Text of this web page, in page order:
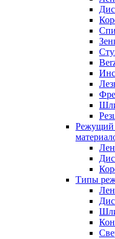
Режущий
Типы